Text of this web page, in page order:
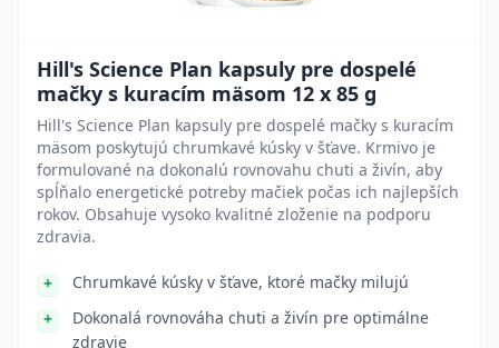
Hill's Science Plan kapsuly pre dospelé
mačky s kuracím mäsom 12 x 85 g
Hill's Science Plan kapsuly pre dospelé mačky s kuracím
mäsom poskytujú chrumkavé kúsky v šťave. Krmivo je
formulované na dokonalú rovnovahu chuti a živín, aby
spĺňalo energetické potreby mačiek počas ich najlepších
rokov. Obsahuje vysoko kvalitné zloženie na podporu
zdravia.
Chrumkavé kúsky v šťave, ktoré mačky milujú
Dokonalá rovnováha chuti a živín pre optimálne
zdravie